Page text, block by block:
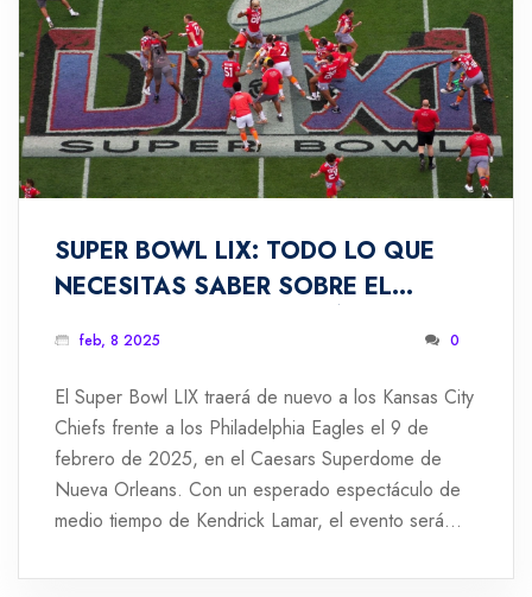
SUPER BOWL LIX: TODO LO QUE
NECESITAS SABER SOBRE EL
ESPERADO
feb, 8 2025 0
El Super Bowl LIX traerá de nuevo a los Kansas City
Chiefs frente a los Philadelphia Eagles el 9 de
febrero de 2025, en el Caesars Superdome de
Nueva Orleans. Con un esperado espectáculo de
medio tiempo de Kendrick Lamar, el evento será
Tubi. El partido cuenta con estrictas medidas de